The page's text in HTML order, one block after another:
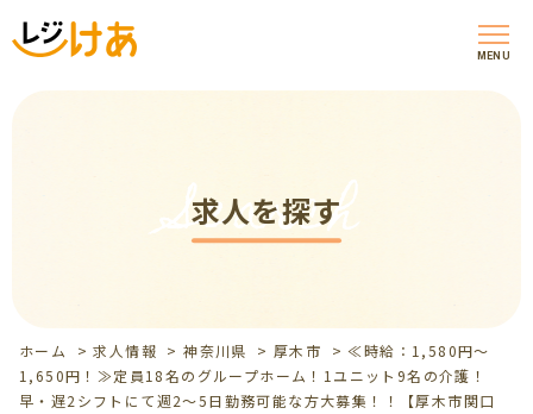
MENU
求人を探す
Search
ホーム >求人情報 >神奈川県 > 厚木市 > ≪時給：1,580円～
1,650円！≫定員18名のグループホーム！1ユニット9名の介護！
早・遅2シフトにて週2～5日勤務可能な方大募集！！【厚木市関口